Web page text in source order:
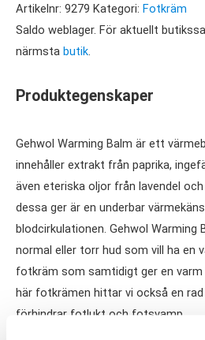
Artikelnr: 9279 Kategori: Fotkräm
Saldo weblager. För aktuellt
närmsta butik.
Produktegenskaper
Gehwol Warming Balm är ett
innehåller extrakt från paprika,
även eteriska oljor från lavendel
dessa ger är en underbar
blodcirkulationen. Gehwol Warming
normal eller torr hud som vill ha en
fotkräm som samtidigt ger en varm
här fotkrämen hittar vi också en
förhindrar fotlukt och fotsvamp.